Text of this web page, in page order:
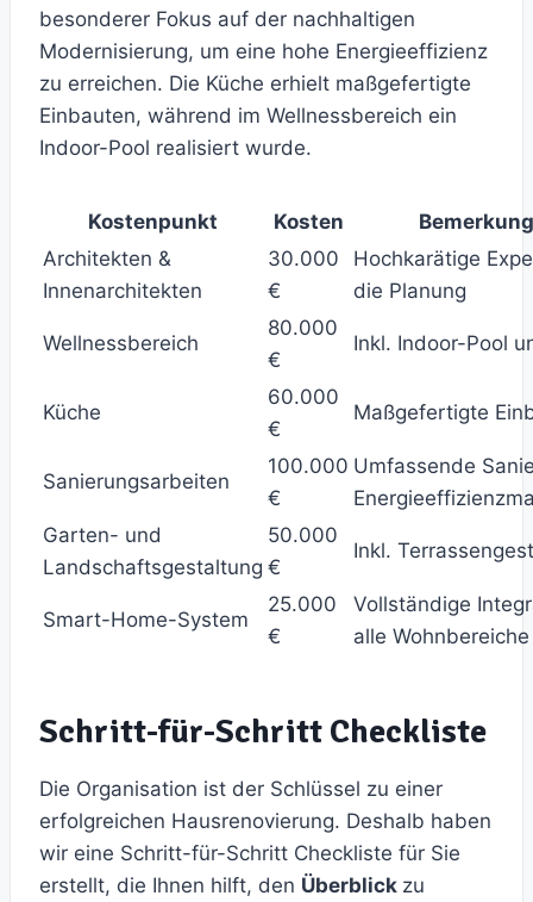
besonderer Fokus auf der nachhaltigen
Modernisierung, um eine hohe Energieeffizienz
zu erreichen. Die Küche erhielt maßgefertigte
Einbauten, während im Wellnessbereich ein
Indoor-Pool realisiert wurde.
Kostenpunkt Kosten
Architekten &
Innenarchitekten
30.000
€
Hochkarätige
die Planung
Wellnessbereich
80.000
€
Inkl. Indoor-Pool
Küche
60.000
€
Maßgefertigte
Sanierungsarbeiten
100.000
€
Umfassende
Garten- und
Landschaftsgestaltung
50.000
€
Inkl.
Smart-Home-System
25.000
€
Vollständige
alle Wohnbereiche
Schritt-für-Schritt Checkliste
Die Organisation ist der Schlüssel zu einer
erfolgreichen Hausrenovierung. Deshalb haben
wir eine Schritt-für-Schritt Checkliste für Sie
erstellt, die Ihnen hilft, den Überblick zu